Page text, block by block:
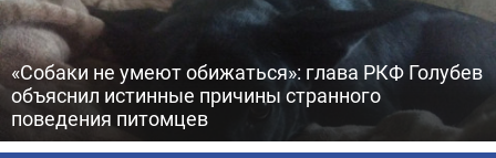
«Собаки не умеют обижаться»: глава РКФ Голубев
объяснил истинные причины странного
поведения питомцев